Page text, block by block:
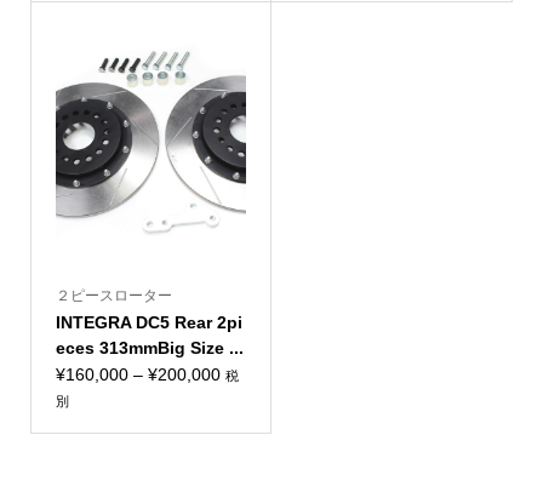
２ピースローター
INTEGRA DC5 Rear 2pi
eces 313mmBig Size ...
¥160,000 – ¥200,000価
税
別